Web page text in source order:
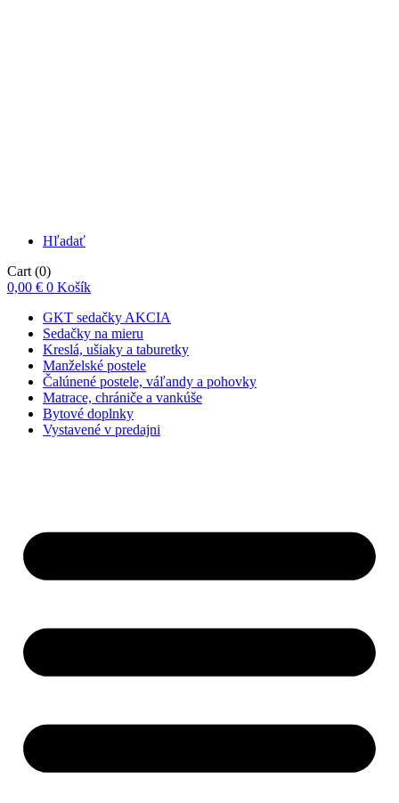
Hľadať
Cart (0)
0,00 € 0 Košík
GKT sedačky AKCIA
Sedačky na mieru
Kreslá, ušiaky a taburetky
Manželské postele
Čalúnené postele, váľandy a pohovky
Matrace, chrániče a vankúše
Bytové doplnky
Vystavené v predajni